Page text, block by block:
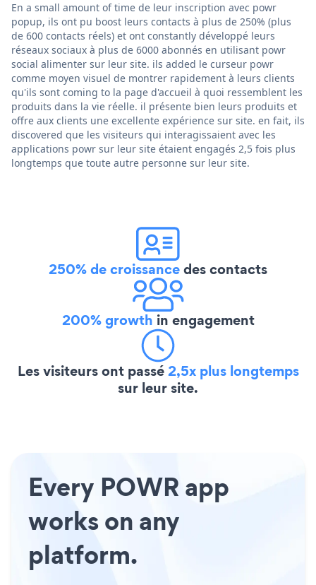
En a small amount of time de leur inscription avec powr
popup, ils ont pu boost leurs contacts à plus de 250% (plus
de 600 contacts réels) et ont constantly développé leurs
réseaux sociaux à plus de 6000 abonnés en utilisant powr
social alimenter sur leur site. ils added le curseur powr
comme moyen visuel de montrer rapidement à leurs clients
qu'ils sont coming to la page d'accueil à quoi ressemblent les
produits dans la vie réelle. il présente bien leurs produits et
offre aux clients une excellente expérience sur site. en fait, ils
discovered que les visiteurs qui interagissaient avec les
applications powr sur leur site étaient engagés 2,5 fois plus
longtemps que toute autre personne sur leur site.
250% de croissancedes contacts
200% growth in engagement
Les visiteurs ont passé2,5x plus longtemps
sur leur site.
Every POWR app
works on any
platform.